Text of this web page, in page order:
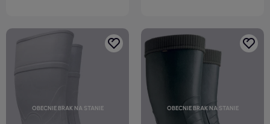
OBECNIE BRAK NA STANIE OBECNIE BRAK NA STANIE